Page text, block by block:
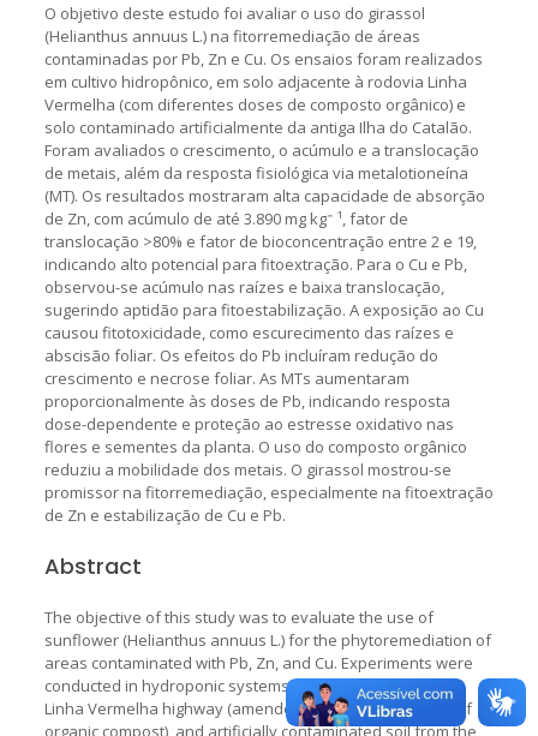
O objetivo deste estudo foi avaliar o uso do girassol
(Helianthus annuus L.) na fitorremediação de áreas
contaminadas por Pb, Zn e Cu. Os ensaios foram realizados
em cultivo hidropônico, em solo adjacente à rodovia Linha
Vermelha (com diferentes doses de composto orgânico) e
solo contaminado artificialmente da antiga Ilha do Catalão.
Foram avaliados o crescimento, o acúmulo e a translocação
de metais, além da resposta fisiológica via metalotioneína
(MT). Os resultados mostraram alta capacidade de absorção
de Zn, com acúmulo de até 3.890 mg kg⁻ ¹, fator de
translocação >80% e fator de bioconcentração entre 2 e 19,
indicando alto potencial para fitoextração. Para o Cu e Pb,
observou-se acúmulo nas raízes e baixa translocação,
sugerindo aptidão para fitoestabilização. A exposição ao Cu
causou fitotoxicidade, como escurecimento das raízes e
abscisão foliar. Os efeitos do Pb incluíram redução do
crescimento e necrose foliar. As MTs aumentaram
proporcionalmente às doses de Pb, indicando resposta
dose-dependente e proteção ao estresse oxidativo nas
flores e sementes da planta. O uso do composto orgânico
reduziu a mobilidade dos metais. O girassol mostrou-se
promissor na fitorremediação, especialmente na fitoextração
de Zn e estabilização de Cu e Pb.
Abstract
The objective of this study was to evaluate the use of
sunflower (Helianthus annuus L.) for the phytoremediation of
areas contaminated with Pb, Zn, and Cu. Experiments were
conducted in hydroponic systems, in soil adjacent to the
Linha Vermelha highway (amended with different doses of
organic compost), and artificially contaminated soil from the